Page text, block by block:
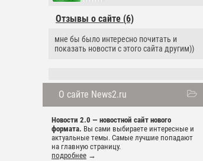
Отзывы о сайте (6)
мне бы было интересно почитать и
показать новости с этого сайта другим))
О сайте News2.ru
Новости 2.0 — новостной сайт нового
формата. Вы сами выбираете интересные и
актуальные темы. Самые лучшие попадают
на главную страницу.
подробнее →